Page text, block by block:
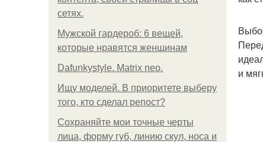
сетях.
Мужской гардероб: 6 вещей,
которые нравятся женщинам
Dafunkystyle. Matrix neo.
Ищу моделей. В приоритете выберу
того, кто сделал репост?
Сохраняйте мои точные черты
лица, форму губ, линию скул, носа и
и